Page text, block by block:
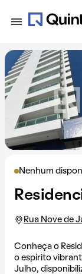
Nenhum
Rua Nove de
Conheça o
o espírito
Julho,